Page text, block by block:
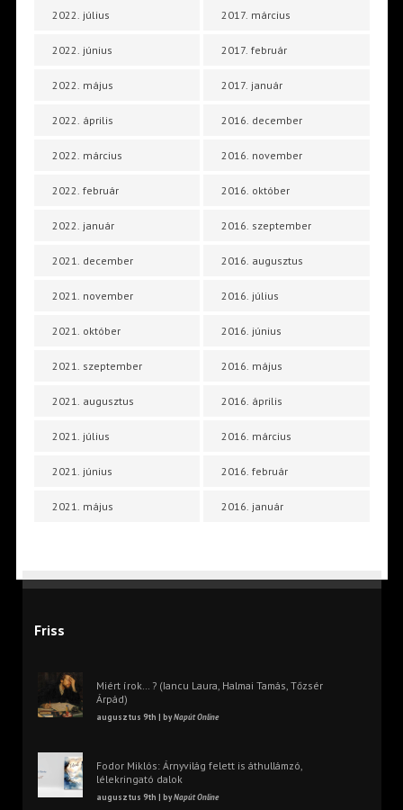
2022. július
2022. június
2022. május
2022. április
2022. március
2022. február
2022. január
2021. december
2021. november
2021. október
2021. szeptember
2021. augusztus
2021. július
2021. június
2021. május
2017. március
2017. február
2017. január
2016. december
2016. november
2016. október
2016. szeptember
2016. augusztus
2016. július
2016. június
2016. május
2016. április
2016. március
2016. február
2016. január
Friss
Miért írok… ? (Iancu Laura, Halmai Tamás, Tőzsér
Árpád)
augusztus 9th | byNapút Online
Fodor Miklós: Árnyvilág felett is áthullámzó,
lélekringató dalok
augusztus 9th | byNapút Online